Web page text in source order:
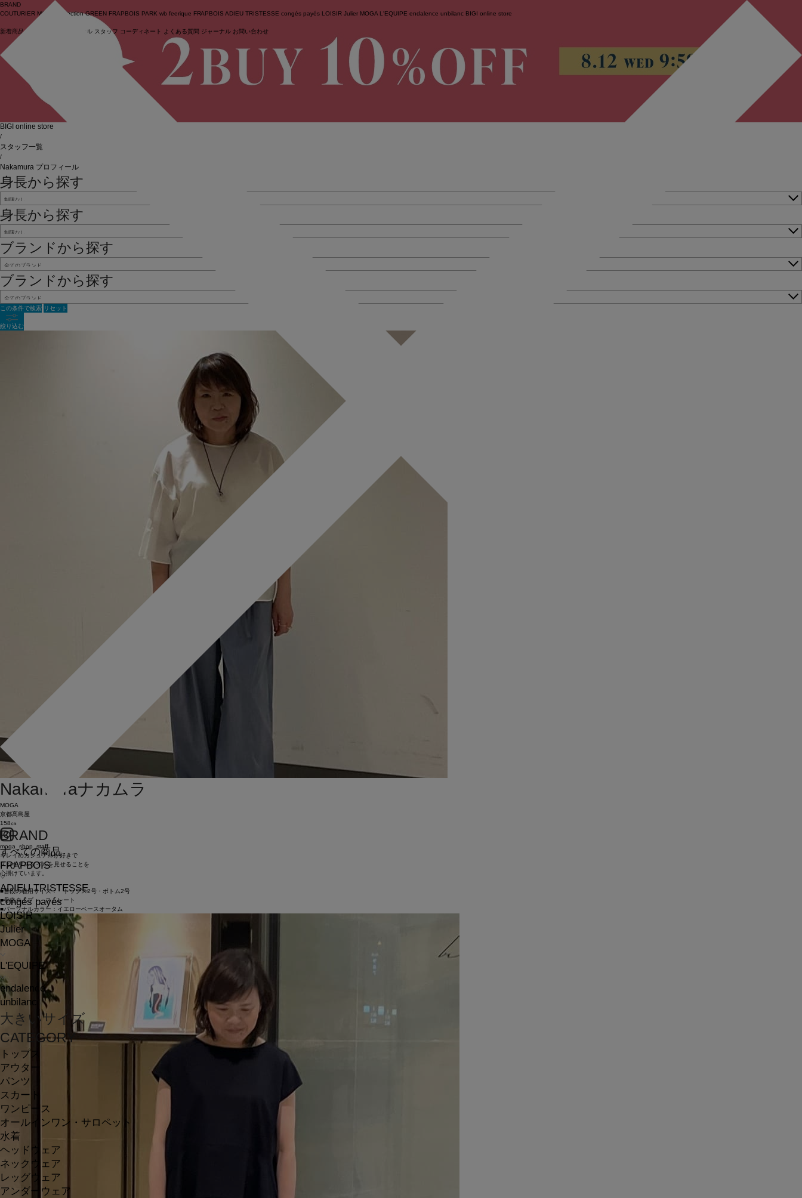
ログイン
BRAND
COUTURIER MOGA Collection GREEN FRAPBOIS PARK wb feerique FRAPBOIS ADIEU TRISTESSE congés payés LOISIR Julier MOGA L'EQUIPE endalence unbilanc BIGI online store
新着商品 (ライブ) セール スタッフ コーディネート よくある質問 ジャーナル お問い合わせ
BRAND
すべての商品
FRAPBOIS
ADIEU TRISTESSE
congés payés
LOISIR
Julier
MOGA
L'EQUIPE
endalence
unbilanc
大きいサイズ
CATEGORY
トップス
アウター
パンツ
スカート
ワンピース
オールインワン・サロペット
水着
ヘッドウェア
ネックウェア
レッグウェア
アンダーウェア
BIGI online store
/
スタッフ一覧
/
Nakamura プロフィール
身長から探す
身長から探す
ブランドから探す
ブランドから探す
この条件で検索 リセット
絞り込む
Nakamuraナカムラ
MOGA
京都髙島屋
158㎝
moga_shop_staff
キレイめカジュアルが好きで
スッキリスタイルを見せることを
心掛けています。
■普段の着用サイズ： トップス2号・ボトム2号
■骨格タイプ： ストレート
■パーソナルカラー：イエローベースオータム